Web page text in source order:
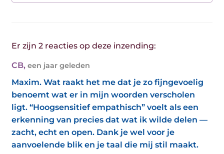
Er zijn 2 reacties op deze inzending:
CB, een jaar geleden
Maxim. Wat raakt het me dat je zo fijngevoelig
benoemt wat er in mijn woorden verscholen
ligt. “Hoogsensitief empathisch” voelt als een
erkenning van precies dat wat ik wilde delen —
zacht, echt en open. Dank je wel voor je
aanvoelende blik en je taal die mij stil maakt.